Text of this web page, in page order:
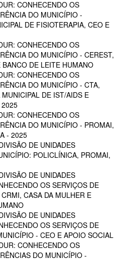
CONHECENDO OS
DO MUNICÍPIO -
DE FISIOTERAPIA, CEO E
CONHECENDO OS
DO MUNICÍPIO - CEREST,
DE LEITE HUMANO
CONHECENDO OS
DO MUNICÍPIO - CTA,
DE IST/AIDS E
2025
CONHECENDO OS
DO MUNICÍPIO - PROMAI,
- 2025
DE UNIDADES
POLICLÍNICA, PROMAI,
DE UNIDADES
OS SERVIÇOS DE
CASA DA MULHER E
DE UNIDADES
OS SERVIÇOS DE
- CEO E APOIO SOCIAL
CONHECENDO OS
DO MUNICÍPIO -